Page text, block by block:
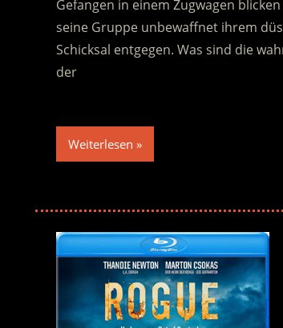
Gefangen in einem Zugwagen
seine Gruppe unbewaffnet ihrem
Schicksal entgegen. Was sind die
der
Weiterlesen